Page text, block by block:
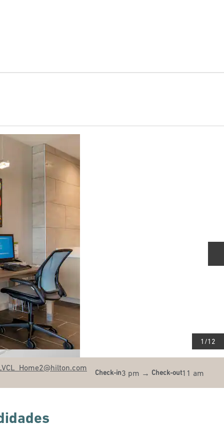
1 /12
@hilton.com
Check-in3 pm → Check-out11 am